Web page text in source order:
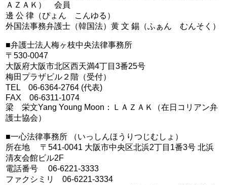
ＡＺＡＫ） 会員
邊 公 律（ぴょん こんゆる）
外国法事務弁護士（韓国法）黄 文 錫（ふぁん むんそく）
■弁護士法人梅ヶ枝中央法律事務所
〒530-0047
大阪府大阪市北区西天満4丁目3番25号
梅田プラザビル２階（受付）
TEL 06-6364-2764 (代表)
FAX 06-6311-1074
梁 栄文Yang Young Moon：ＬＡＺＡＫ（在日コリアン弁
護士協会）
■一心法律事務所 （いっしんほうりつじむしょ）
所在地 〒541-0041 大阪市中央区北浜2丁目1番3号 北浜
清友会館ビル2F
電話番号 06-6221-3333
ファクシミリ 06-6221-3334